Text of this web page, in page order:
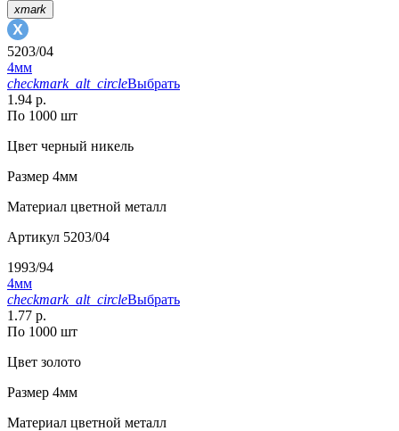
xmark
5203/04
4мм
checkmark_alt_circleВыбрать
1.94 р.
По 1000 шт
Цвет черный никель
Размер 4мм
Материал цветной металл
Артикул 5203/04
1993/94
4мм
checkmark_alt_circleВыбрать
1.77 р.
По 1000 шт
Цвет золото
Размер 4мм
Материал цветной металл